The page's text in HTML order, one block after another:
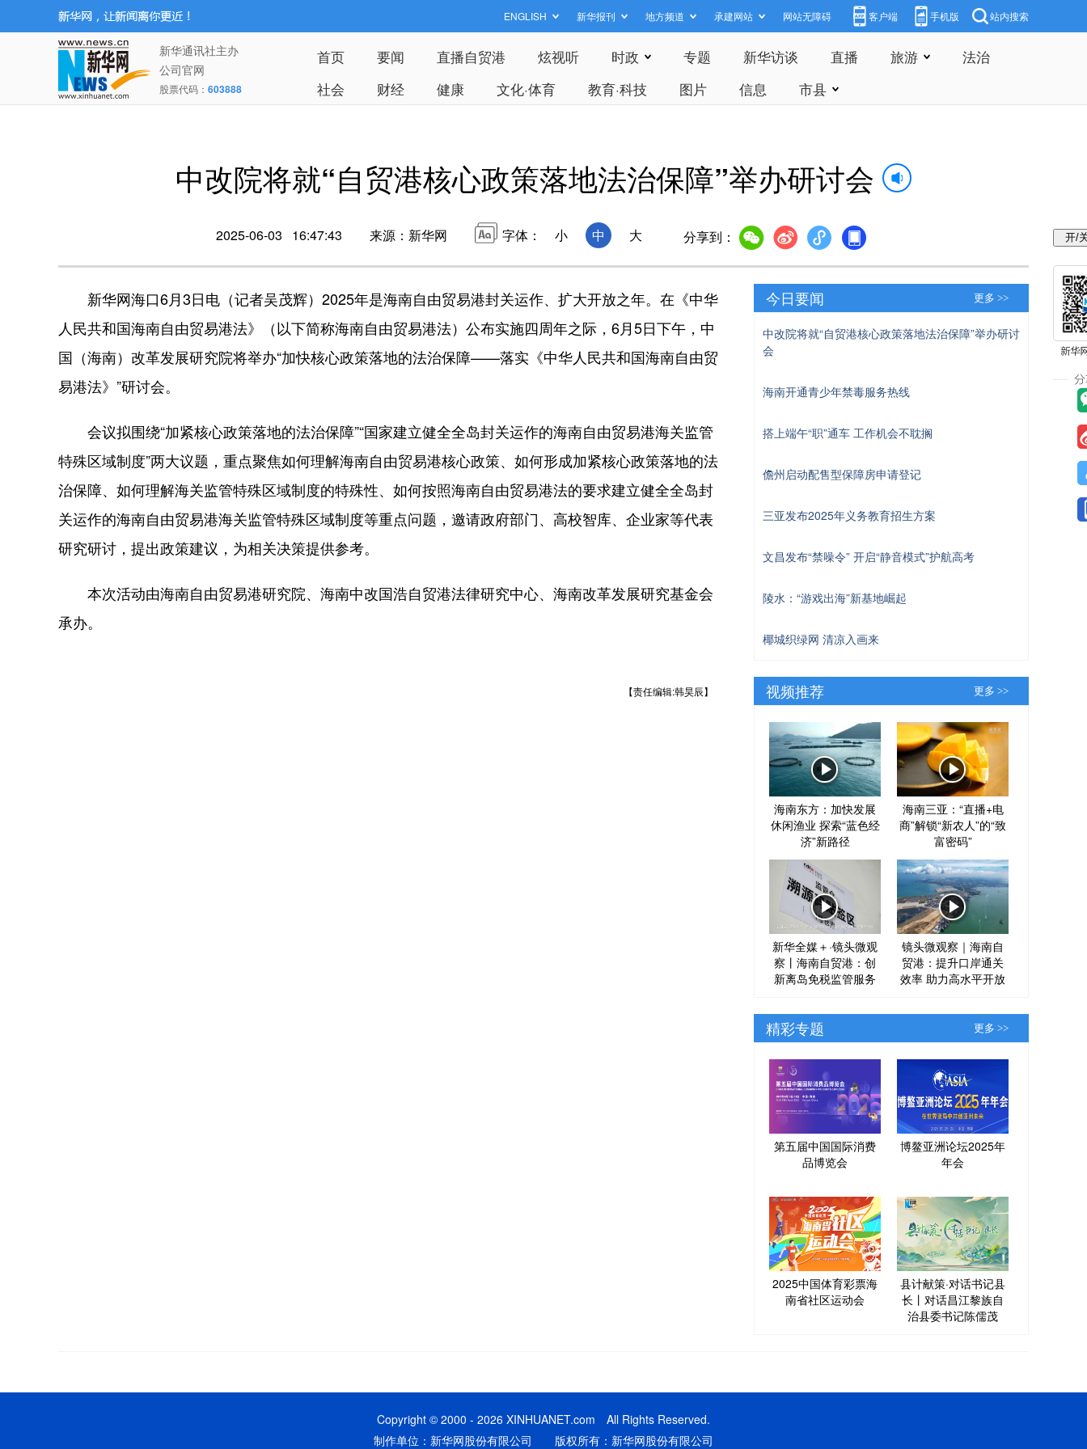
ENGLISH 新华报刊 地方频道 承建网站 网站无障碍 客户端 手机版 站内搜索
新华通讯社主办
公司官网
股票代码： 603888
首页 要闻 直播自贸港 炫视听 时政 专题 新华访谈 直播 旅游
法治
社会
财经 健康 文化·体育 教育·科技 图片 信息 市县
中改院将就“自贸港核心政策落地法治保障”举办研讨会
2025-06-03 16:47:43 来源：新华网 字体： 小 中 大 分享到：
新华网海口6月3日电（记者吴茂辉）2025年是海南自由贸易港封关运作、扩大开放之年。在《中华
人民共和国海南自由贸易港法》（以下简称海南自由贸易港法）公布实施四周年之际，6月5日下午，中
国（海南）改革发展研究院将举办“加快核心政策落地的法治保障——落实《中华人民共和国海南自由贸
易港法》”研讨会。
会议拟围绕“加紧核心政策落地的法治保障”“国家建立健全全岛封关运作的海南自由贸易港海关监管
特殊区域制度”两大议题，重点聚焦如何理解海南自由贸易港核心政策、如何形成加紧核心政策落地的法
治保障、如何理解海关监管特殊区域制度的特殊性、如何按照海南自由贸易港法的要求建立健全全岛封
关运作的海南自由贸易港海关监管特殊区域制度等重点问题，邀请政府部门、高校智库、企业家等代表
研究研讨，提出政策建议，为相关决策提供参考。
本次活动由海南自由贸易港研究院、海南中改国浩自贸港法律研究中心、海南改革发展研究基金会
承办。
【责任编辑:韩昊辰】
今日要闻 更多 >>
中改院将就“自贸港核心政策落地法治保障”举办研讨
会
海南开通青少年禁毒服务热线
搭上端午“职”通车 工作机会不耽搁
儋州启动配售型保障房申请登记
三亚发布2025年义务教育招生方案
文昌发布“禁噪令” 开启“静音模式”护航高考
陵水：“游戏出海”新基地崛起
椰城织绿网 清凉入画来
视频推荐 更多 >>
海南东方：加快发展
休闲渔业 探索“蓝色经
济”新路径
海南三亚：“直播+电
商”解锁“新农人”的“致
富密码”
新华全媒＋·镜头微观
察丨海南自贸港：创
新离岛免税监管服务
镜头微观察｜海南自
贸港：提升口岸通关
效率 助力高水平开放
精彩专题 更多 >>
第五届中国国际消费
品博览会
博鳌亚洲论坛2025年
年会
2025中国体育彩票海
南省社区运动会
县计献策·对话书记县
长丨对话昌江黎族自
治县委书记陈儒茂
Copyright © 2000 - 2026 XINHUANET.com All Rights Reserved.
制作单位：新华网股份有限公司 版权所有：新华网股份有限公司